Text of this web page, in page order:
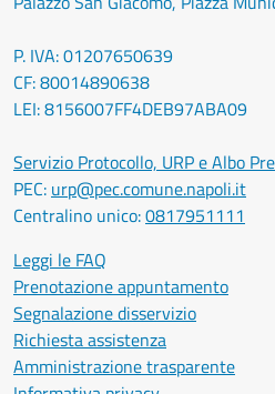
P. IVA: 01207650639
CF: 80014890638
LEI: 8156007FF4DEB97ABA09
Servizio Protocollo, URP e Albo
PEC: urp@pec.comune.napoli.it
Centralino unico:0817951111
Leggi le FAQ
Prenotazione appuntamento
Segnalazione disservizio
Richiesta assistenza
Amministrazione trasparente